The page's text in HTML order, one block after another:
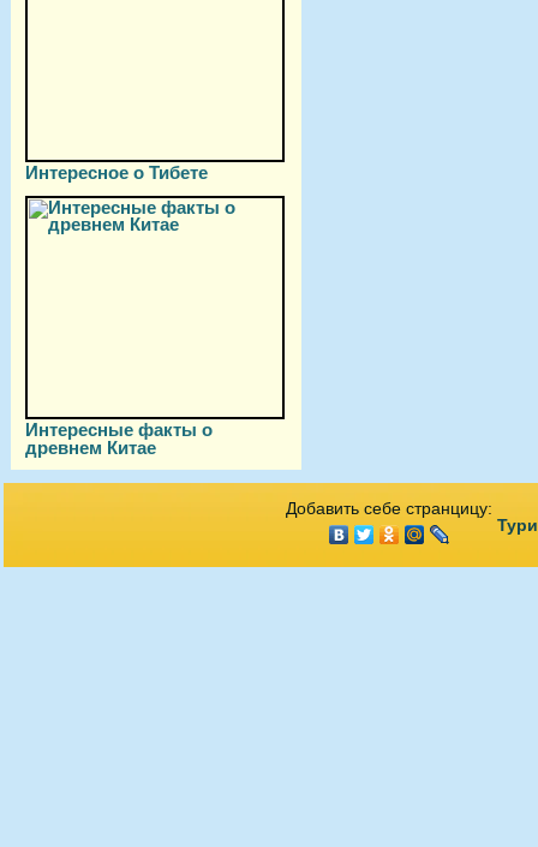
Интересное о Тибете
Интересные факты о
древнем Китае
Добавить себе странцицу: